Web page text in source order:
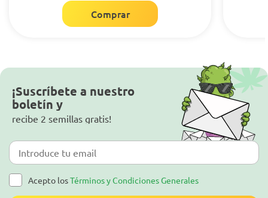
Comprar
¡Suscríbete a nuestro
boletín y
recibe 2 semillas gratis!
Acepto losTérminos y Condiciones Generales